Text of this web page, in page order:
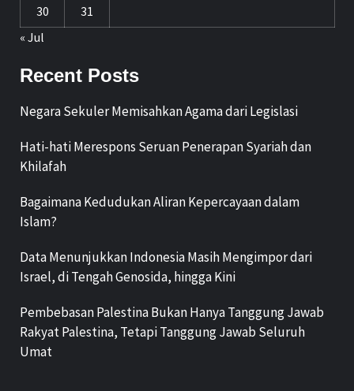
30
31
« Jul
Recent Posts
Negara Sekuler Memisahkan Agama dari Legislasi
Hati-hati Merespons Seruan Penerapan Syariah dan
Khilafah
Bagaimana Kedudukan Aliran Kepercayaan dalam
Islam?
Data Menunjukkan Indonesia Masih Mengimpor dari
Israel, di Tengah Genosida, hingga Kini
Pembebasan Palestina Bukan Hanya Tanggung Jawab
Rakyat Palestina, Tetapi Tanggung Jawab Seluruh
Umat